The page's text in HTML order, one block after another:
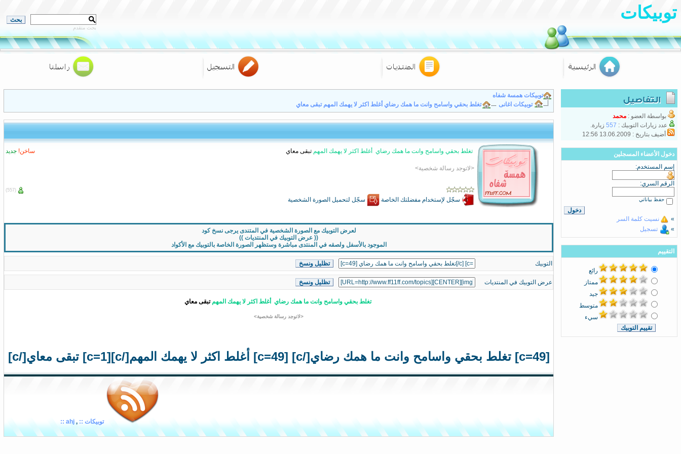
توبيكات
بحث متقدم
بواسطة العضو : محمد
عدد زيارات التوبيك : 557 زيارة.
أضيف بتاريخ : 13.06.2009 12:56
دخول الأعضاء المسجلين
إسم المستخدم:
الرقم السري:
حفظ بياناتي
»
نسيت كلمة السر
»
تسجيل
التقييم
رائع
ممتاز
جيد
متوسط
سيء
توبيكات همسة شفاه
توبيكات اغانى
تغلط بحقي واسامح وانت ما همك رضاي أغلط اكثر لا يهمك المهم تبقى معاي
تغلط بحقي واسامح وانت ما همك رضاي أغلط اكثر لا يهمك المهم تبقى معاي ساخن! جديد
<لاتوجد رسالة شخصية>
(557)
سجّل لإستخدام مفضلتك الخاصة سجّل لتحميل الصورة الشخصية
لعرض التوبيك مع الصورة الشخصية في المتندى يرجى نسخ كود
(( عرض التوبيك في المنتديات ))
الموجود بالأسفل ولصقه في المنتدى مباشرة وستظهر الصورة الخاصة بالتوبيك مع الأكواد
التوبيك
عرض التوبيك في المنتديات
تغلط بحقي واسامح وانت ما همك رضاي أغلط اكثر لا يهمك المهم تبقى معاي
<لاتوجد رسالة شخصية>
[c=49] تغلط بحقي واسامح وانت ما همك رضاي[/c] [c=49] أغلط اكثر لا يهمك المهم[/c][c=1] تبقى معاي[/c]
توبيكات :: ,
ahj ::